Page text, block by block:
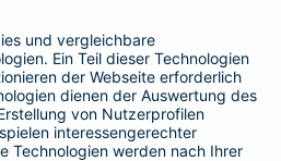
der BarmeniaGothaer
SEITEN